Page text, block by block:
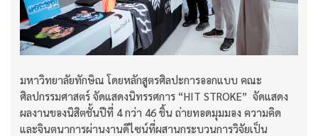
มหาวิทยาลัยทักษิณ โดยหลักสูตรศิลปะการออกแบบ คณะ
ศิลปกรรมศาสตร์ จัดแสดงนิทรรศการ “HIT STROKE” จัดแสดง
ผลงานของนิสิตชั้นปีที่ 4 กว่า 46 ชิ้น ถ่ายทอดมุมมอง ความคิด
และจินตนาการผ่านงานดีไซน์ที่ผสานกระบวนการวิจัยเป็น